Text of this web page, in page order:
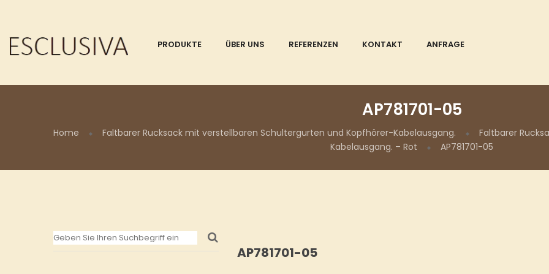
PRODUKTE ÜBER UNS REFERENZEN KONTAKT ANFRAGE
AP781701-05
Home Faltbarer Rucksack mit verstellbaren Schultergurten und Kopfhörer-Kabelausgang.
Faltbarer
Kabelausgang. – Rot
AP781701-05
AP781701-05